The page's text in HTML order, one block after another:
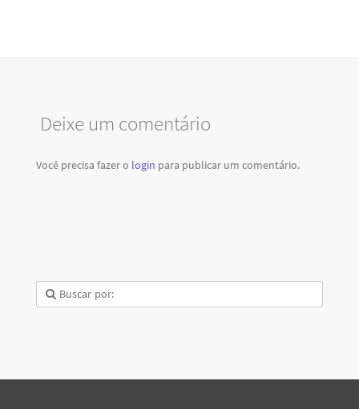
Deixe um comentário
Você precisa fazer o login para publicar um comentário.